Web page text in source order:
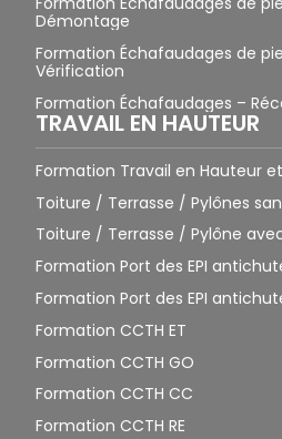
Démontage
Formation Échafaudages de
Vérification
Formation Échafaudages –
TRAVAIL EN HAUTEUR
Formation Travail en Hauteur et
Toiture / Terrasse / Pylônes
Toiture / Terrasse / Pylône
Formation Port des EPI
Formation Port des EPI
Formation CCTH ET
Formation CCTH GO
Formation CCTH CC
Formation CCTH RE